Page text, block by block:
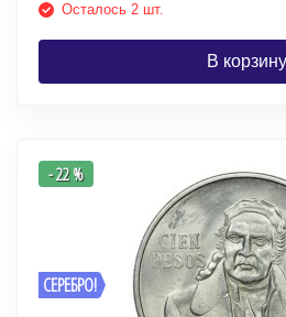
Осталось 2 шт.
В корзину
СЕРЕБРО!
- 22 %